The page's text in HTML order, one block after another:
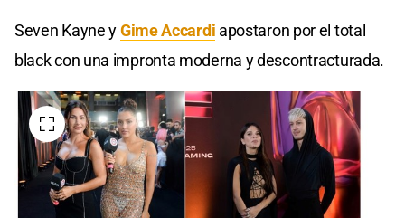
Seven Kayne yGime Accardi apostaron por el total
black con una impronta moderna y descontracturada.